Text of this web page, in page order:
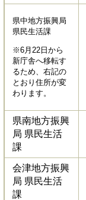
県中地方振興局
県民生活課
※6月22日から
新庁舎へ移転す
るため、右記の
とおり住所が変
わります。
県南地方振興
局 県民生活
課
会津地方振興
局 県民生活
課